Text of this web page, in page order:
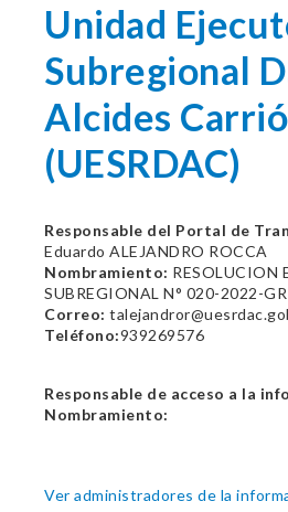
Unidad
Subregional
Alcides
(UESRDAC)
Responsable del Portal de
Eduardo ALEJANDRO ROCCA
Nombramiento: RESOLUCION
SUBREGIONAL N° 020-2022-
Correo:
Teléfono:939269576
Responsable de acceso a la
Nombramiento:
Ver administradores de la